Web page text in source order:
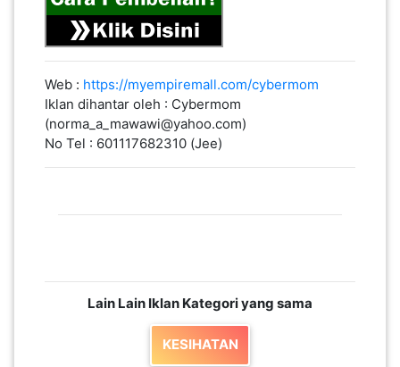
Web : https://myempiremall.com/cybermom
Iklan dihantar oleh : Cybermom
(norma_a_mawawi@yahoo.com)
No Tel : 601117682310 (Jee)
Lain Lain Iklan Kategori yang sama
KESIHATAN